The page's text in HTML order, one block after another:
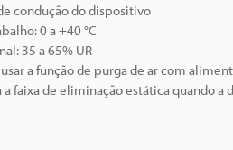
condução do dispositivo
0 a +40 °C
35 a 65% UR
usar a função de purga de ar com
faixa de eliminação estática quando a